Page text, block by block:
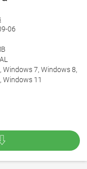
06
Windows 7, Windows 8,
Windows 11